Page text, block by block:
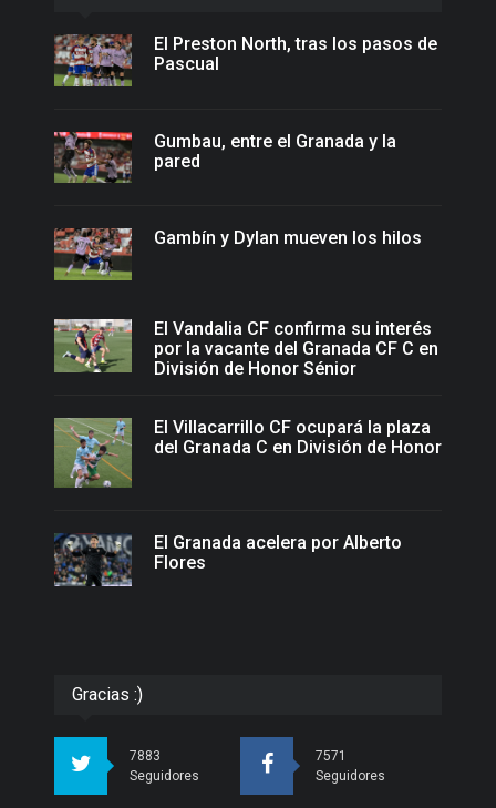
El Preston North, tras los pasos de
Pascual
Gumbau, entre el Granada y la
pared
Gambín y Dylan mueven los hilos
El Vandalia CF confirma su interés
por la vacante del Granada CF C en
División de Honor Sénior
El Villacarrillo CF ocupará la plaza
del Granada C en División de Honor
El Granada acelera por Alberto
Flores
Gracias :)
7883
Seguidores
7571
Seguidores